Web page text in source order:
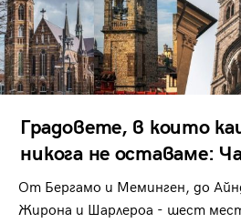
Градовете, в които
никога не оставаме:
От Бергамо и Меминген, до
Жирона и Шарлероа - шест